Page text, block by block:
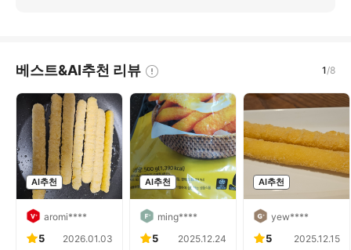
베스트&AI추천 리뷰 1/8
AI추천
aromi****
5 2026.01.03
AI추천
ming****
5 2025.12.24
AI추천
yew****
5 2025.12.15